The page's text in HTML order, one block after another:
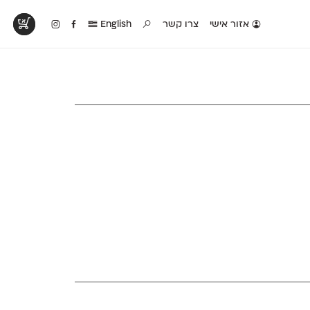
אזור אישי צרו קשר English
שנעשו עם
פונטים על־גבי דף A4
של הפונטים שלנו זה